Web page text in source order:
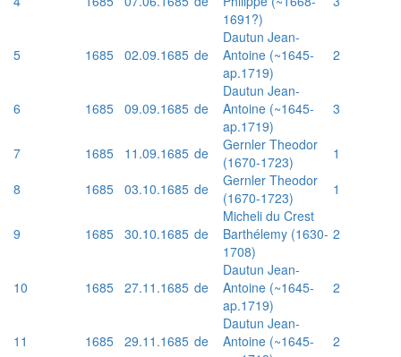
1691?)
5 1685 02.09.1685 de
Dautun Jean-
Antoine (~1645-
ap.1719)
2
6 1685 09.09.1685 de
Dautun Jean-
Antoine (~1645-
ap.1719)
3
7 1685 11.09.1685 de
Gernler Theodor
(1670-1723)
1
8
1685 03.10.1685 de
Gernler Theodor
(1670-1723)
1
9 1685 30.10.1685 de
Micheli du Crest
Barthélemy (1630-
1708)
2
10 1685 27.11.1685 de
Dautun Jean-
Antoine (~1645-
ap.1719)
2
11 1685 29.11.1685 de
Dautun Jean-
Antoine (~1645-
2